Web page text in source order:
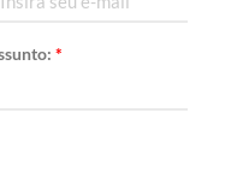
*